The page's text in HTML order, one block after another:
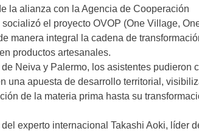
la alianza con la Agencia de Cooperación
el proyecto OVOP (One Village,
manera integral la cadena de
productos artesanales.
Neiva y Palermo, los asistentes pudieron
una apuesta de desarrollo territorial,
de la materia prima hasta su
experto internacional Takashi Aoki, líder